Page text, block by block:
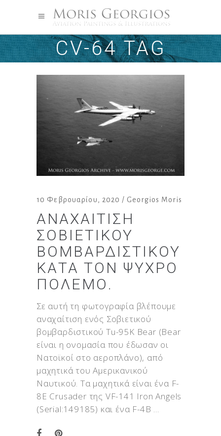
CV-64 TAG
10 Φεβρουαρίου, 2020 Georgios Moris
ΑΝΑΧΑΊΤΙΣΗ
ΣΟΒΙΕΤΙΚΟΎ
ΒΟΜΒΑΡΔΙΣΤΙΚΟΎ
ΚΑΤΆ ΤΟΝ ΨΥΧΡΌ
ΠΌΛΕΜΟ.
Σε αυτή τη φωτογραφία βλέπουμε
αναχαίτιση ενός Σοβιετικού
βομβαρδιστικού Tu-95K Bear (Bear
είναι η ονομασία που έδωσαν οι
Νατοϊκοί στο αεροπλάνο), από
μαχητικά του Αμερικανικού
Ναυτικού. Τα μαχητικά είναι ένα F-
8E Crusader της VF-141 Iron Angels
(Serial:149185) και ένα F-4B